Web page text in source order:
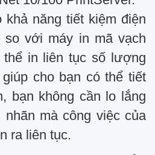
khả năng tiết kiệm điện
so với máy in mã vạch
thể in liên tục số lượng
cho bạn có thể tiết
bạn không cần lo lắng
mà công việc của
ra liên tục.